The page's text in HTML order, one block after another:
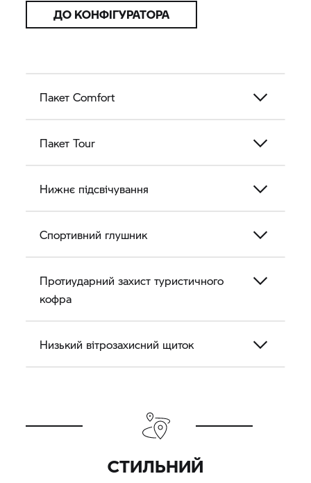
ДО КОНФІГУРАТОРА
Пакет Comfort
Пакет Tour
Нижнє підсвічування
Спортивний глушник
Протиударний захист туристичного
кофра
Низький вітрозахисний щиток
СТИЛЬНИЙ